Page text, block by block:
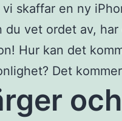
vi skaffar en ny
du vet ordet av,
Hur kan det
Det